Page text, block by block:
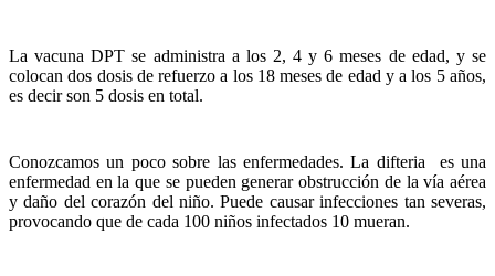
La vacuna DPT se administra a los 2, 4 y 6 meses de edad, y se
colocan dos dosis de refuerzo a los 18 meses de edad y a los 5 años,
es decir son 5 dosis en total.
Conozcamos un poco sobre las enfermedades. La difteria es una
enfermedad en la que se pueden generar obstrucción de la vía aérea
y daño del corazón del niño. Puede causar infecciones tan severas,
provocando que de cada 100 niños infectados 10 mueran.